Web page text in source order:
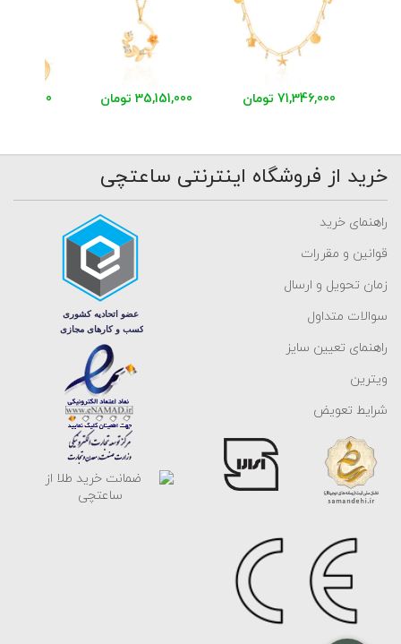
71,346,000 تومان 35,151,000 تومان
خرید از فروشگاه اینترنتی ساعتچی
راهنمای خرید
قوانین و مقررات
زمان تحویل و ارسال
سوالات متداول
راهنمای تعیین سایز
ویترین
شرایط تعویض